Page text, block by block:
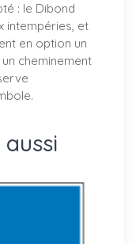
: le Dibond
intempéries, et
en option un
cheminement